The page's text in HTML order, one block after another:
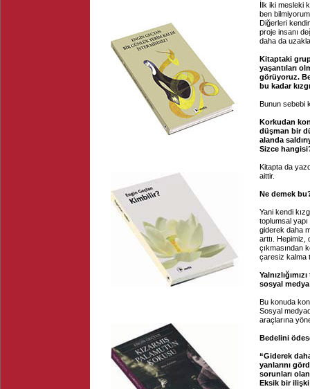
İlk iki mesleki
ben
Diğerleri
proje insanı
daha da
Kitaptaki
yaşantıları
görüyoruz.
bu kadar
Bunun sebebi
Korkudan
düşman bir
alanda
Sizce
Kitapta da
aittir.
Ne demek
Yani kendi
toplumsal
giderek daha
arttı. Hepimiz,
çıkmasından
çaresiz kalma
sosyal medya
Bu konuda
Sosyal
araçlarına
Bedelini
“Giderek
yanlarını
sorunları
Eksik bir ilişki